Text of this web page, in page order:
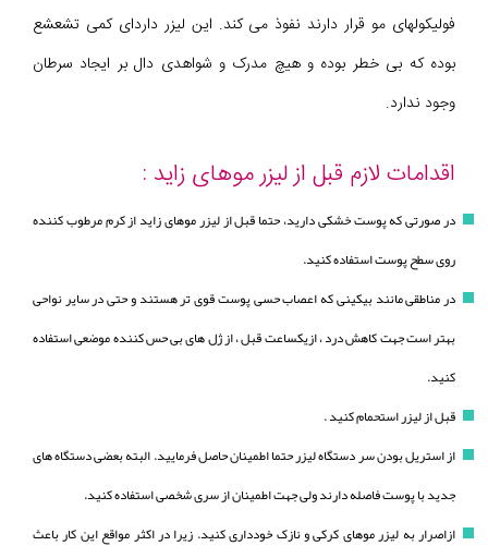
فولیکولهای مو قرار دارند نفوذ می کند. این لیزر داردای کمی تشعشع
بوده که بی خطر بوده و هیچ مدرک و شواهدی دال بر ایجاد سرطان
وجود ندارد.
اقدامات لازم قبل از لیزر موهای زاید :
در صورتی که پوست خشکی دارید، حتما قبل از لیزر موهای زاید از کرم‌ مرطوب کننده
روی سطح پوست استفاده کنید.
در مناطقی مانند بیکینی که اعصاب حسی پوست قوی تر هستند و حتی در سایر نواحی
بهتر است جهت کاهش درد ، ازیکساعت قبل ، از ژل های بی حس کننده موضعی استفاده
کنید.
قبل از لیزر استحمام کنید .
از استریل بودن سر دستگاه لیزر حتما اطمینان حاصل فرمایید. البته بعضی دستگاه های
جدید با پوست فاصله دارند ولی جهت اطمینان از سری شخصی استفاده کنید.
ازاصرار به لیزر موهای کرکی و نازک خودداری کنید. زیرا در اکثر مواقع این کار باعث